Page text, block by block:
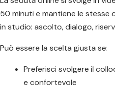
50 minuti e mantiene le
in studio: ascolto, dialogo,
Può essere la scelta giusta se:
Preferisci svolgere il
e confortevole